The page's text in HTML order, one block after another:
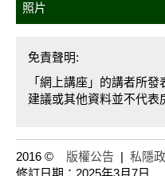
照片
免責聲明:
「網上講座」的講者所
建議或其他資料並不代表
2016 © 版權公告 | 私隱
修訂日期：2025年3月7日